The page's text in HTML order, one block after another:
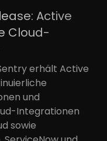
Active
Cloud-
erhält Active
und
Integrationen
sowie